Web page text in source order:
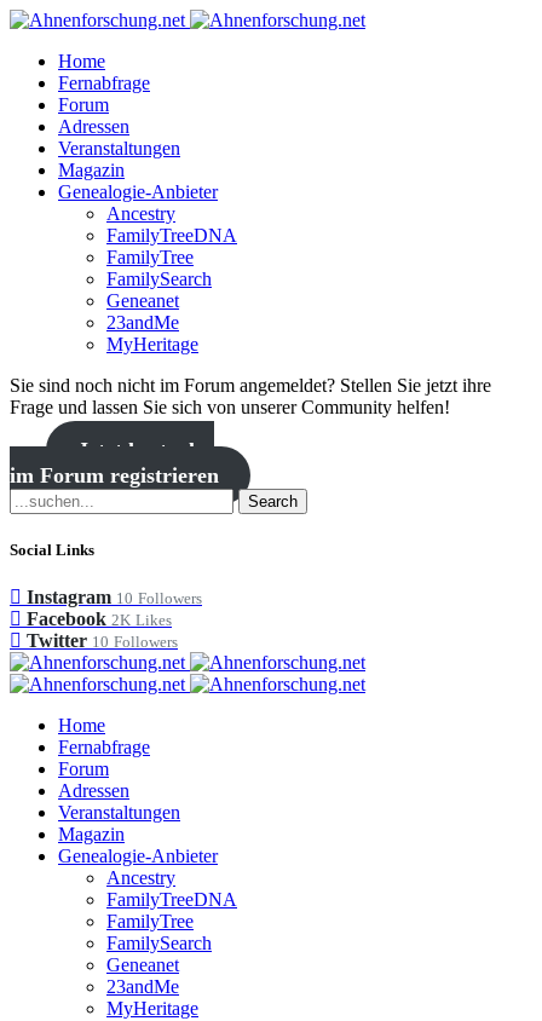
Home
Fernabfrage
Forum
Adressen
Veranstaltungen
Magazin
Genealogie-Anbieter
Ancestry
FamilyTreeDNA
FamilyTree
FamilySearch
Geneanet
23andMe
MyHeritage
Sie sind noch nicht im Forum angemeldet? Stellen Sie jetzt ihre
Frage und lassen Sie sich von unserer Community helfen!
Jetzt kostenlos
im Forum registrieren
Search
Social Links
Instagram 10 Followers
Facebook 2K Likes
Twitter 10 Followers
Home
Fernabfrage
Forum
Adressen
Veranstaltungen
Magazin
Genealogie-Anbieter
Ancestry
FamilyTreeDNA
FamilyTree
FamilySearch
Geneanet
23andMe
MyHeritage